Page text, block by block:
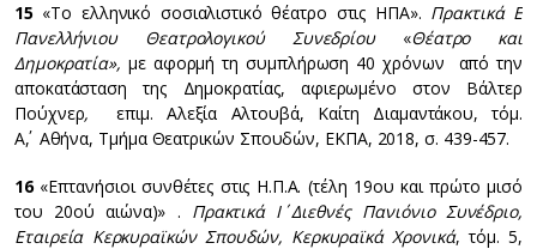
15«Το ελληνικό σοσιαλιστικό θέατρο στις ΗΠΑ». Πρακτικά Ε΄
Πανελλήνιου Θεατρολογικού Συνεδρίου «Θέατρο και
Δημοκρατία»,με αφορμή τη συμπλήρωση 40 χρόνων από την
αποκατάσταση της Δημοκρατίας, αφιερωμένο στον Βάλτερ
Πούχνερ,
επιμ. Αλεξία Αλτουβά, Καίτη Διαμαντάκου, τόμ.
Α΄, Αθήνα, Τμήμα Θεατρικών Σπουδών, ΕΚΠΑ, 2018, σ. 439-457.
16«Επτανήσιοι συνθέτες στις Η.Π.Α. (τέλη 19ου και πρώτο μισό
του 20ού αιώνα)» . Πρακτικά Ι΄ Διεθνές Πανιόνιο Συνέδριο,
Εταιρεία Κερκυραϊκών Σπουδών, Κερκυραϊκά Χρονικά, τόμ. 5,